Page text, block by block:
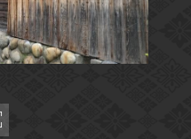
文化庁よりご挨拶
今月のみどころ
お知らせ一覧
このサイトについて